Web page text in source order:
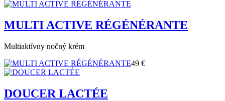
MULTI ACTIVE RÉGÉNÉRANTE
Multiaktívny nočný krém
49 €
DOUCER LACTÉE